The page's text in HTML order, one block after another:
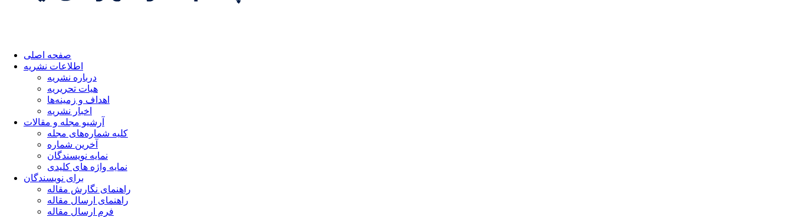
صفحه اصلی
اطلاعات نشریه
درباره نشریه
هیات تحریریه
اهداف و زمینه‌ها
اخبار نشریه
آرشیو مجله و مقالات
کلیه شماره‌های مجله
آخرین شماره
نمایه نویسندگان
نمایه واژه های کلیدی
برای نویسندگان
راهنمای نگارش مقاله
راهنمای ارسال مقاله
فرم ارسال مقاله